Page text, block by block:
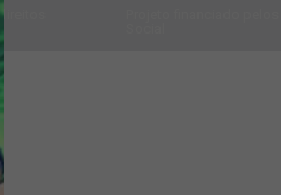
Projeto financiado